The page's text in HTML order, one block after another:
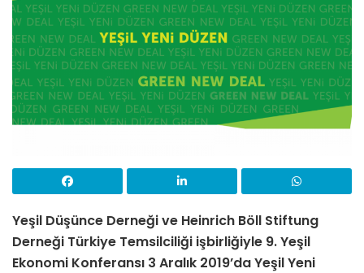
Yeşil Düşünce Derneği ve Heinrich Böll Stiftung
Derneği Türkiye Temsilciliği işbirliğiyle 9. Yeşil
Ekonomi Konferansı 3 Aralık 2019’da Yeşil Yeni